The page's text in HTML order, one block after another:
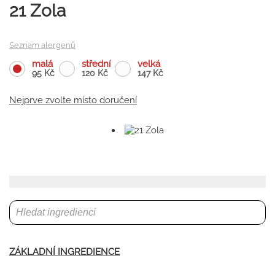
21 Zola
Seznam alergenů
malá
95 Kč
střední
120 Kč
velká
147 Kč
Nejprve zvolte místo doručení
ZÁKLADNÍ INGREDIENCE